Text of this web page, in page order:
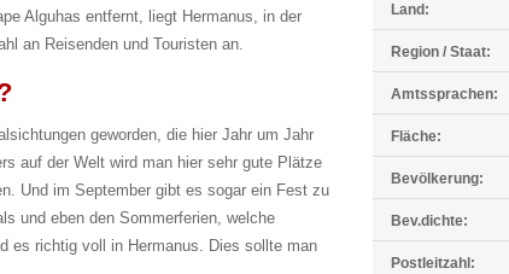
Alguhas entfernt, liegt Hermanus, in der
an Reisenden und Touristen an.
geworden, die hier Jahr um Jahr
auf der Welt wird man hier sehr gute Plätze
Und im September gibt es sogar ein Fest zu
und eben den Sommerferien, welche
es richtig voll in Hermanus. Dies sollte man
Land:
Region / Staat:
Amtssprachen:
Fläche:
Bevölkerung:
Bev.dichte:
Postleitzahl: